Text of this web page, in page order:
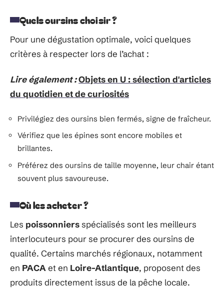
Quels oursins choisir ?
Pour une dégustation optimale, voici quelques
critères à respecter lors de l’achat :
Lire également :Objets en U : sélection d'articles
du quotidien et de curiosités
Privilégiez des oursins bien fermés, signe de fraîcheur.
Vérifiez que les épines sont encore mobiles et
brillantes.
Préférez des oursins de taille moyenne, leur chair étant
souvent plus savoureuse.
Où les acheter ?
Les poissonniersspécialisés sont les meilleurs
interlocuteurs pour se procurer des oursins de
qualité. Certains marchés régionaux, notamment
en PACA et en Loire-Atlantique, proposent des
produits directement issus de la pêche locale.